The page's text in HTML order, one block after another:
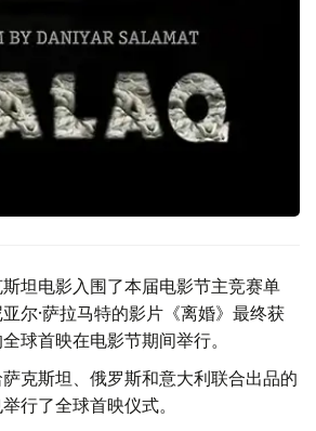
坦电影入围了本届电影节主竞赛单
尔·萨拉马特的影片《离婚》最终获
球首映在电影节期间举行。
克斯坦、俄罗斯和意大利联合出品的
行了全球首映仪式。